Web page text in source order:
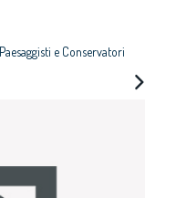
e Conservatori